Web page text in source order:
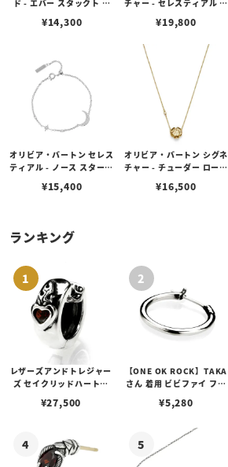
ド - エバー スタックト ク
レット
¥14,300
チャー - セレスティアル サ
ペンダント
¥19,800
オリビア・バートン セレス
ティアル - ノース スター &
ット
¥15,400
オリビア・バートン シグネ
チャー - チューダー ローズ
クレス
¥16,500
ランキング
レザーズアンドトレジャー
ズ セイクリッドハートピ
¥27,500
【ONE OK ROCK】TAKA
さん 着用 ビビファイ フー
¥5,280